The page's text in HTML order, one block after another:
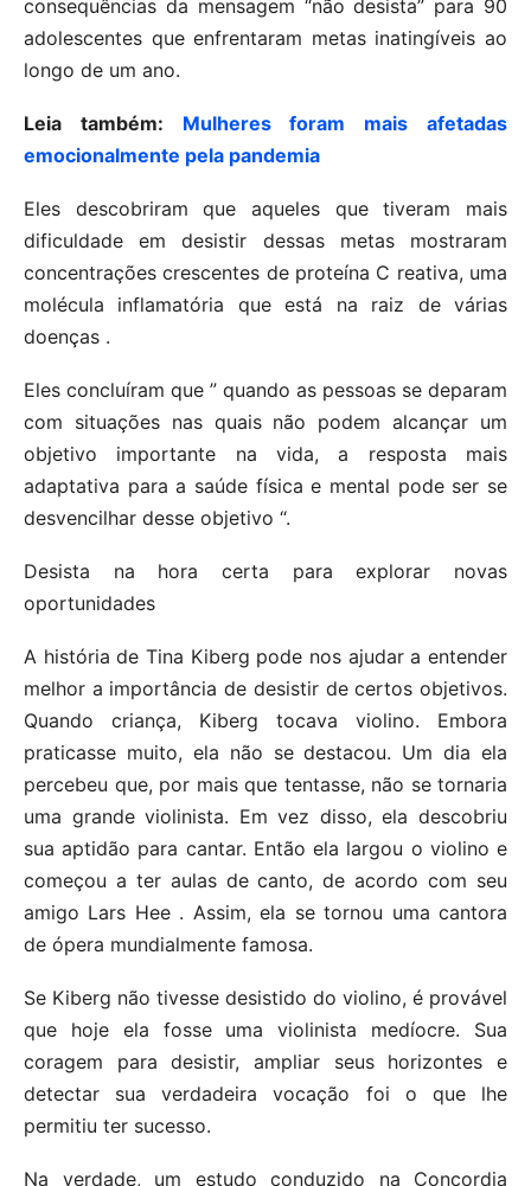
consequências da mensagem “não desista” para 90
adolescentes que enfrentaram metas inatingíveis ao
longo de um ano.
Leia também: Mulheres foram mais afetadas
emocionalmente pela pandemia
Eles descobriram que aqueles que tiveram mais
dificuldade em desistir dessas metas mostraram
concentrações crescentes de proteína C reativa, uma
molécula inflamatória que está na raiz de várias
doenças .
Eles concluíram que ” quando as pessoas se deparam
com situações nas quais não podem alcançar um
objetivo importante na vida, a resposta mais
adaptativa para a saúde física e mental pode ser se
desvencilhar desse objetivo “.
Desista na hora certa para explorar novas
oportunidades
A história de Tina Kiberg pode nos ajudar a entender
melhor a importância de desistir de certos objetivos.
Quando criança, Kiberg tocava violino. Embora
praticasse muito, ela não se destacou. Um dia ela
percebeu que, por mais que tentasse, não se tornaria
uma grande violinista. Em vez disso, ela descobriu
sua aptidão para cantar. Então ela largou o violino e
começou a ter aulas de canto, de acordo com seu
amigo Lars Hee . Assim, ela se tornou uma cantora
de ópera mundialmente famosa.
Se Kiberg não tivesse desistido do violino, é provável
que hoje ela fosse uma violinista medíocre. Sua
coragem para desistir, ampliar seus horizontes e
detectar sua verdadeira vocação foi o que lhe
permitiu ter sucesso.
Na verdade, um estudo conduzido na Concordia